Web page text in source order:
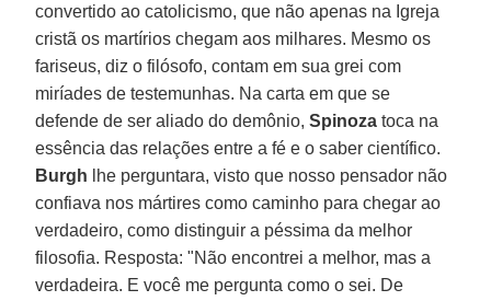
convertido ao catolicismo, que não apenas na Igreja
cristã os martírios chegam aos milhares. Mesmo os
fariseus, diz o filósofo, contam em sua grei com
miríades de testemunhas. Na carta em que se
defende de ser aliado do demônio,Spinoza toca na
essência das relações entre a fé e o saber científico.
Burgh lhe perguntara, visto que nosso pensador não
confiava nos mártires como caminho para chegar ao
verdadeiro, como distinguir a péssima da melhor
filosofia. Resposta: "Não encontrei a melhor, mas a
verdadeira. E você me pergunta como o sei. De